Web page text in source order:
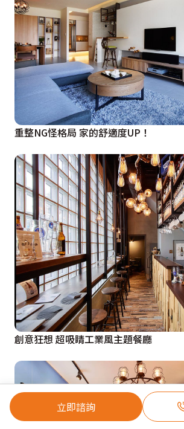
立即諮詢
重整NG怪格局 家的舒適度UP！
創意狂想 超吸睛工業風主題餐廳